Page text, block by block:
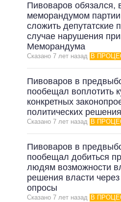
Пивоваров обязался,
меморандумом
сложить депутатские
случае нарушения
Меморандума
Сказано 7 лет назад В
Пивоваров в
пообещал воплотить
конкретных
политических
Сказано 7 лет назад В
Пивоваров в
пообещал добиться
людям возможности
решения власти
опросы
Сказано 7 лет назад В